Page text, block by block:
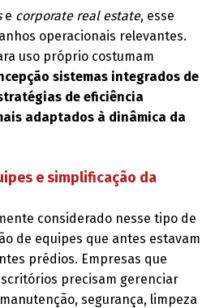
e corporate real estate, esse
operacionais relevantes.
uso próprio costumam
sistemas integrados de
de eficiência
adaptados à dinâmica da
e simplificação da
considerado nesse tipo de
de equipes que antes estavam
prédios. Empresas que
precisam gerenciar
segurança, limpeza